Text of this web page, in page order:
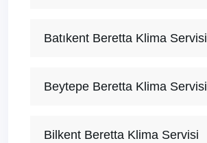
Batıkent Beretta Klima Servisi
Beytepe Beretta Klima Servisi
Bilkent Beretta Klima Servisi